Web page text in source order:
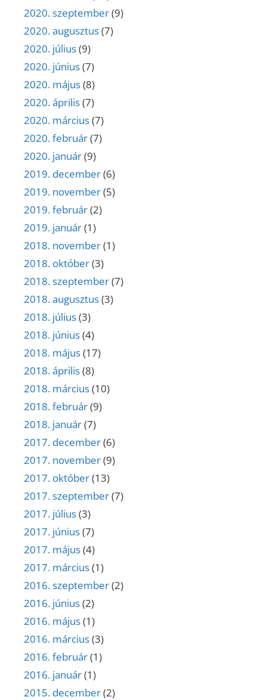
2020. szeptember(9)
2020. augusztus(7)
2020. július(9)
2020. június(7)
2020. május(8)
2020. április(7)
2020. március(7)
2020. február(7)
2020. január(9)
2019. december(6)
2019. november(5)
2019. február(2)
2019. január(1)
2018. november(1)
2018. október(3)
2018. szeptember(7)
2018. augusztus(3)
2018. július(3)
2018. június(4)
2018. május(17)
2018. április(8)
2018. március(10)
2018. február(9)
2018. január(7)
2017. december(6)
2017. november(9)
2017. október(13)
2017. szeptember(7)
2017. július(3)
2017. június(7)
2017. május(4)
2017. március(1)
2016. szeptember(2)
2016. június(2)
2016. május(1)
2016. március(3)
2016. február(1)
2016. január(1)
2015. december(2)